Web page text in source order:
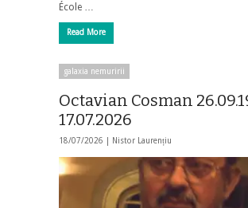
École …
Read More
galaxia nemuririi
Octavian Cosman
17.07.2026
18/07/2026 | Nistor Laurențiu